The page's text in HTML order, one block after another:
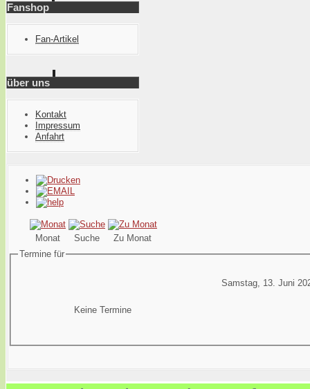
Fanshop
Fan-Artikel
über uns
Kontakt
Impressum
Anfahrt
Monat Suche
Zu Monat
Termine für
Samstag, 13. Juni
Keine Termine